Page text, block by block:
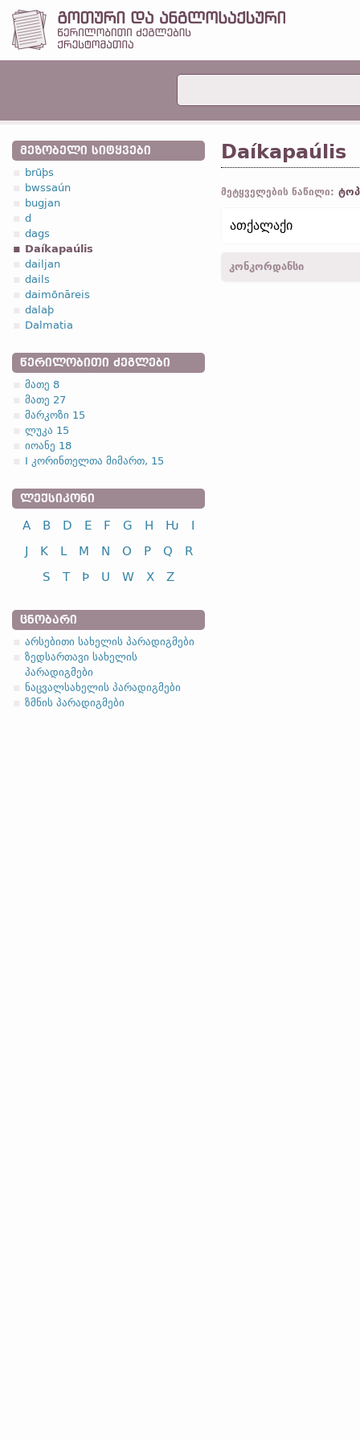
ᲛᲔᲖᲝᲑᲔᲚᲘ ᲡᲘᲢᲧᲕᲔᲑᲘ
brūþs
bwssaún
bugjan
d
dags
Daíkapaúlis
dailjan
dails
daimōnāreis
dalaþ
Dalmatia
ᲬᲔᲠᲘᲚᲝᲑᲘᲗᲘ ᲫᲔᲒᲚᲔᲑᲘ
მათე 8
მათე 27
მარკოზი 15
ლუკა 15
იოანე 18
I კორინთელთა მიმართ, 15
ᲚᲔᲥᲡᲘᲙᲝᲜᲘ
A B D E F G H Ƕ
I
J
K L M N O P Q
R
S
T Þ U W X Z
ᲪᲜᲝᲑᲐᲠᲘ
არსებითი სახელის პარადიგმები
ზედსართავი სახელის
პარადიგმები
ნაცვალსახელის პარადიგმები
ზმნის პარადიგმები
Daíkapaúlis
მეტყველების ნაწილი:
ათქალაქი
კონკორდანსი